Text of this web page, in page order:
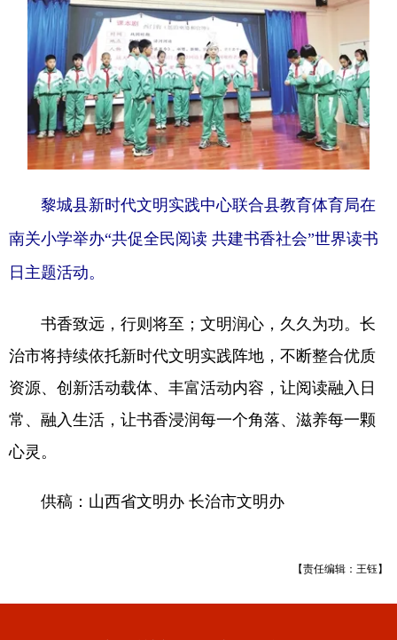
黎城县新时代文明实践中心联合县教育体育局在
南关小学举办“共促全民阅读 共建书香社会”世界读书
日主题活动。
书香致远，行则将至；文明润心，久久为功。长
治市将持续依托新时代文明实践阵地，不断整合优质
资源、创新活动载体、丰富活动内容，让阅读融入日
常、融入生活，让书香浸润每一个角落、滋养每一颗
心灵。
供稿：山西省文明办 长治市文明办
【责任编辑：王钰】